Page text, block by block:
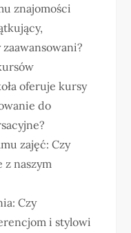
znajomości
oferuje kursy
do
zajęć: Czy
z naszym
Czy
i stylowi